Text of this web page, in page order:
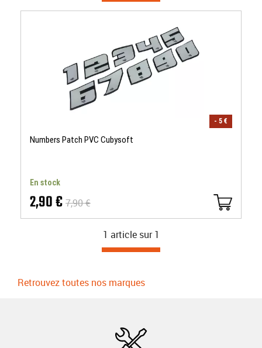
- 5 €
Numbers Patch PVC Cubysoft
En stock
2,90 € 7,90 €
1 article sur 1
Retrouvez toutes nos marques